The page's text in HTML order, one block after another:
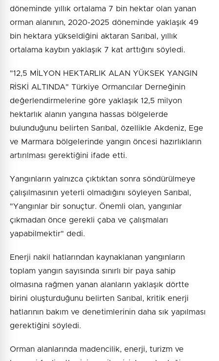
döneminde yıllık ortalama 7 bin hektar olan yanan
orman alanının, 2020-2025 döneminde yaklaşık 49
bin hektara yükseldiğini aktaran Sarıbal, yıllık
ortalama kaybın yaklaşık 7 kat arttığını söyledi.
"12,5 MİLYON HEKTARLIK ALAN YÜKSEK YANGIN
RİSKİ ALTINDA" Türkiye Ormancılar Derneğinin
değerlendirmelerine göre yaklaşık 12,5 milyon
hektarlık alanın yangına hassas bölgelerde
bulunduğunu belirten Sarıbal, özellikle Akdeniz, Ege
ve Marmara bölgelerinde yangın öncesi hazırlıkların
artırılması gerektiğini ifade etti.
Yangınların yalnızca çıktıktan sonra söndürülmeye
çalışılmasının yeterli olmadığını söyleyen Sarıbal,
"Yangınlar bir sonuçtur. Önemli olan, yangınlar
çıkmadan önce gerekli çaba ve çalışmaları
yapabilmektir" dedi.
Enerji nakil hatlarından kaynaklanan yangınların
toplam yangın sayısında sınırlı bir paya sahip
olmasına rağmen yanan alanların yaklaşık dörtte
birini oluşturduğunu belirten Sarıbal, kritik enerji
hatlarının bakım ve denetimlerinin daha sık yapılması
gerektiğini söyledi.
Orman alanlarında madencilik, enerji, turizm ve